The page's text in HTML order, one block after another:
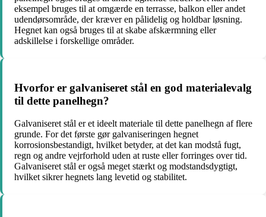
eksempel bruges til at omgærde en terrasse, balkon eller andet
udendørsområde, der kræver en pålidelig og holdbar løsning.
Hegnet kan også bruges til at skabe afskærmning eller
adskillelse i forskellige områder.
Hvorfor er galvaniseret stål en god materialevalg
til dette panelhegn?
Galvaniseret stål er et ideelt materiale til dette panelhegn af flere
grunde. For det første gør galvaniseringen hegnet
korrosionsbestandigt, hvilket betyder, at det kan modstå fugt,
regn og andre vejrforhold uden at ruste eller forringes over tid.
Galvaniseret stål er også meget stærkt og modstandsdygtigt,
hvilket sikrer hegnets lang levetid og stabilitet.